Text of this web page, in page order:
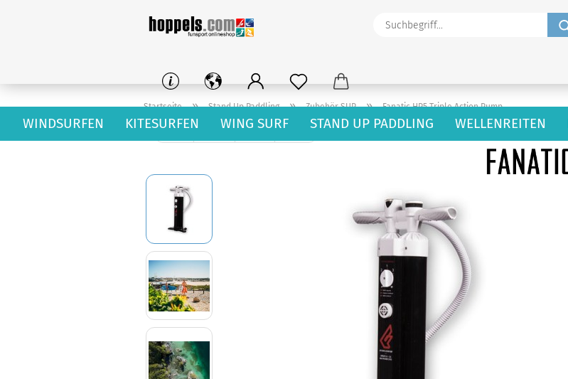
WINDSURFEN KITESURFEN WING SURF STAND UP PADDLING WELLENREITEN
Startseite » Stand Up Paddling » Zubehör SUP » Fanatic HP5 Triple Action Pump